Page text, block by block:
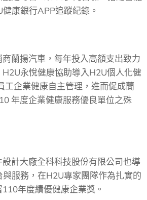
康銀行APP追蹤紀錄。
蘭揚汽車，每年投入高額支出致力
永悅健康協助導入H2U個人化健
工企業健康自主管理，進而促成蘭
年度企業健康服務優良單位之殊
計大廠全科科技股份有限公司也導
與服務，在H2U專家團隊作為扎實的
年度績優健康企業獎。